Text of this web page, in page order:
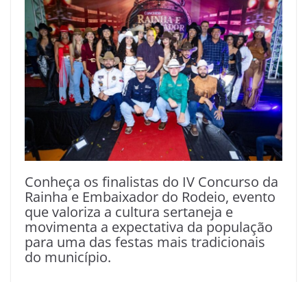
Conheça os finalistas do IV Concurso da
Rainha e Embaixador do Rodeio, evento
que valoriza a cultura sertaneja e
movimenta a expectativa da população
para uma das festas mais tradicionais
do município.